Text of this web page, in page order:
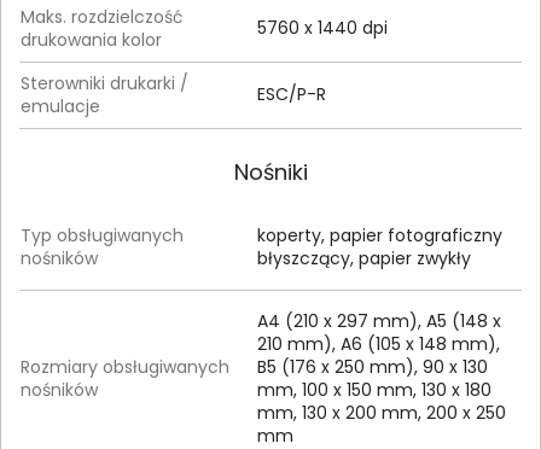
Maks. rozdzielczość
drukowania kolor
5760 x 1440 dpi
Sterowniki drukarki /
emulacje
ESC/P-R
Nośniki
Typ obsługiwanych
nośników
koperty, papier fotograficzny
błyszczący, papier zwykły
Rozmiary obsługiwanych
nośników
A4 (210 x 297 mm), A5 (148 x
210 mm), A6 (105 x 148 mm),
B5 (176 x 250 mm), 90 x 130
mm, 100 x 150 mm, 130 x 180
mm, 130 x 200 mm, 200 x 250
mm